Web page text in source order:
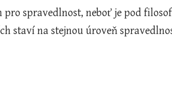
pro spravedlnost, neboť je pod
staví na stejnou úroveň